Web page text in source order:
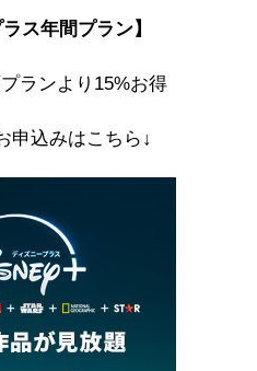
ス年間プラン】
ランより15%お得
申込みはこちら↓